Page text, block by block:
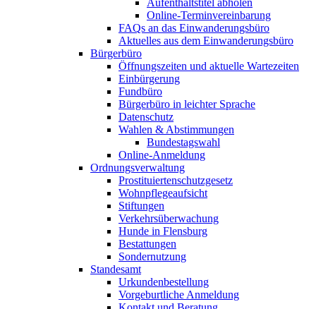
Aufenthaltstitel abholen
Online-Terminvereinbarung
FAQs an das Einwanderungsbüro
Aktuelles aus dem Einwanderungsbüro
Bürgerbüro
Öffnungszeiten und aktuelle Wartezeiten
Einbürgerung
Fundbüro
Bürgerbüro in leichter Sprache
Datenschutz
Wahlen & Abstimmungen
Bundestagswahl
Online-Anmeldung
Ordnungsverwaltung
Prostituiertenschutzgesetz
Wohnpflegeaufsicht
Stiftungen
Verkehrsüberwachung
Hunde in Flensburg
Bestattungen
Sondernutzung
Standesamt
Urkundenbestellung
Vorgeburtliche Anmeldung